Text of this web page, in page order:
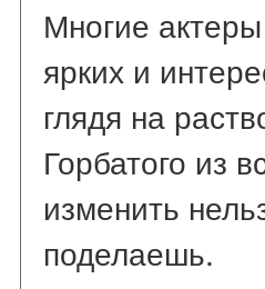
Многие
ярких и
глядя на
Горбатого из
изменить
поделаешь.